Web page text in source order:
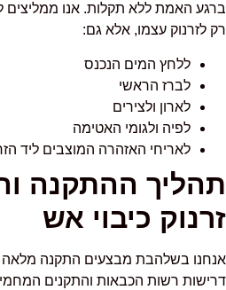
ברגע האמת ללא תקלות. אנו ממליצים
רק לזרנוק עצמו, אלא גם:
ללחץ המים הנכנס
לברז הראשי
לארון ולצירים
לפיה ולגומי האטימה
לאריחי האזהרה המוצבים ליד
תהליך ההתקנה
זרנוק כיבוי אש
אנחנו בשלהבת מבצעים התקנה
דרישות רשות הכבאות והתקנים